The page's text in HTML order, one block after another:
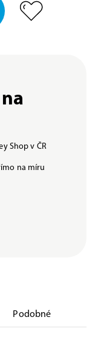
Shop v ČR
na míru
Podobné